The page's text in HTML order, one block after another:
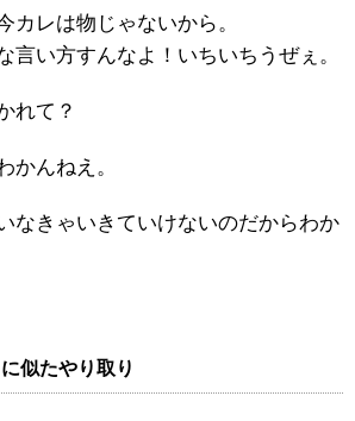
カレは物じゃないから。
言い方すんなよ！いちいちうぜぇ。
れて？
かんねえ。
なきゃいきていけないのだからわか
似たやり取り